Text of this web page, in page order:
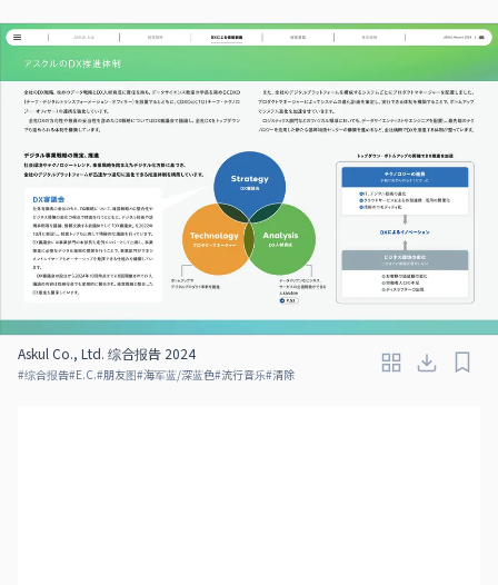
Askul Co., Ltd. 综合报告 2024
#综合报告#E.C.#朋友图#海军蓝/深蓝色#流行音乐#清除